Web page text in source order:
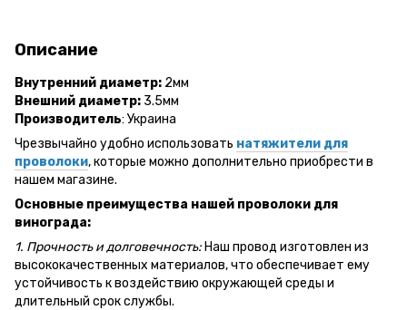
Описание
Внутренний диаметр: 2мм
Внешний диаметр: 3.5мм
Производитель: Украина
Чрезвычайно удобно использовать натяжители для
проволоки, которые можно дополнительно приобрести в
нашем магазине.
Основные преимущества нашей проволоки для
винограда:
1. Прочность и долговечность: Наш провод изготовлен из
высококачественных материалов, что обеспечивает ему
устойчивость к воздействию окружающей среды и
длительный срок службы.